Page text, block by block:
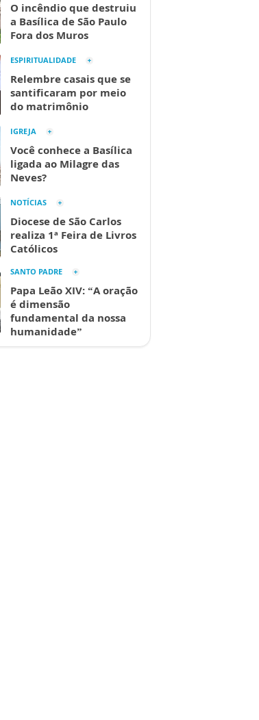
O incêndio que destruiu
a Basílica de São Paulo
Fora dos Muros
ESPIRITUALIDADE
Relembre casais que se
santificaram por meio
do matrimônio
IGREJA
Você conhece a Basílica
ligada ao Milagre das
Neves?
NOTÍCIAS
Diocese de São Carlos
realiza 1ª Feira de Livros
Católicos
SANTO PADRE
Papa Leão XIV: “A oração
é dimensão
fundamental da nossa
humanidade”